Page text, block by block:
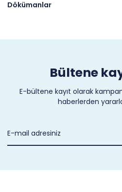
Dökümanlar
Bültene
E-bültene kayıt olarak
haberlerden